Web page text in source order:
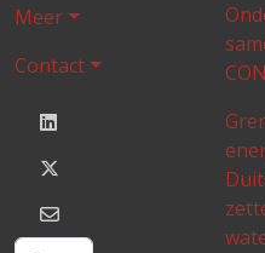
Meer
Contact